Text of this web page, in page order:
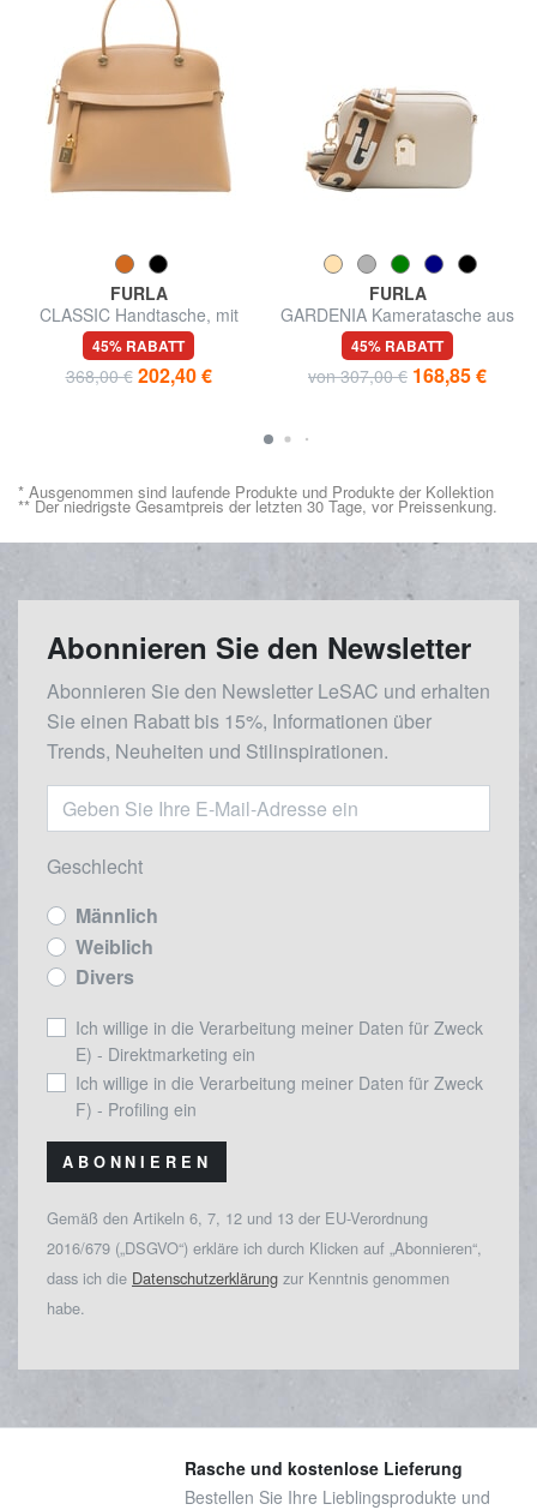
FURLA
CLASSIC Handtasche, mit
Schultergurt
45% RABATT
368,00 € 202,40 €
FURLA
GARDENIA Kameratasche aus
Leder mit Keria-Print
45% RABATT
von 307,00 € 168,85 €
* Ausgenommen sind laufende Produkte und Produkte der Kollektion
** Der niedrigste Gesamtpreis der letzten 30 Tage, vor Preissenkung.
Abonnieren Sie den Newsletter
Abonnieren Sie den Newsletter LeSAC und erhalten
Sie einen Rabatt bis 15%, Informationen über
Trends, Neuheiten und Stilinspirationen.
Geschlecht
Männlich
Weiblich
Divers
Ich willige in die Verarbeitung meiner Daten für Zweck
E) - Direktmarketing ein
Ich willige in die Verarbeitung meiner Daten für Zweck
F) - Profiling ein
ABONNIEREN
Gemäß den Artikeln 6, 7, 12 und 13 der EU-Verordnung
2016/679 („DSGVO“) erkläre ich durch Klicken auf „Abonnieren“,
dass ich die Datenschutzerklärung zur Kenntnis genommen
habe.
Rasche und kostenlose Lieferung
Bestellen Sie Ihre Lieblingsprodukte und